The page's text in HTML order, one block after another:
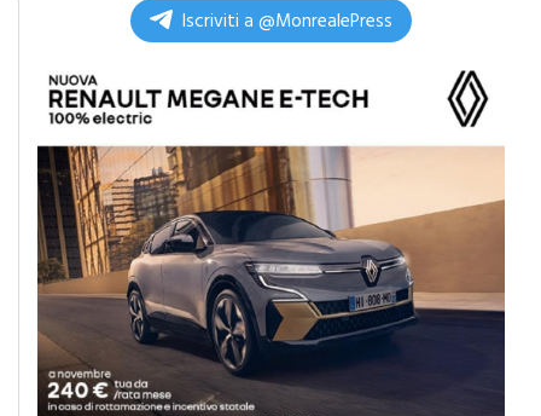
Iscriviti a @MonrealePress